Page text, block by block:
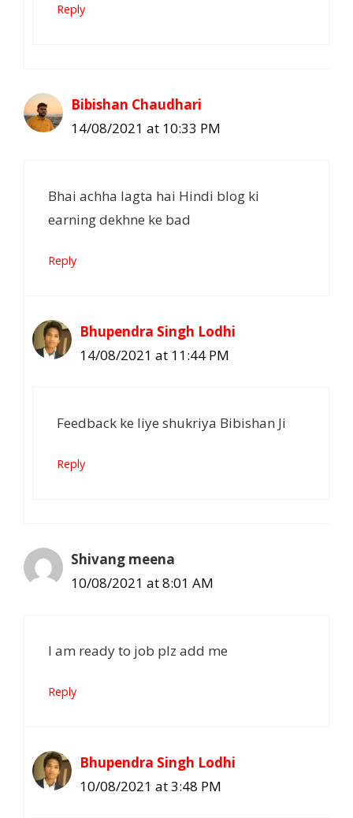
Reply
Bibishan Chaudhari
14/08/2021 at 10:33 PM
Bhai achha lagta hai Hindi blog ki
earning dekhne ke bad
Reply
Bhupendra Singh Lodhi
14/08/2021 at 11:44 PM
Feedback ke liye shukriya Bibishan Ji
Reply
Shivang meena
10/08/2021 at 8:01 AM
I am ready to job plz add me
Reply
Bhupendra Singh Lodhi
10/08/2021 at 3:48 PM